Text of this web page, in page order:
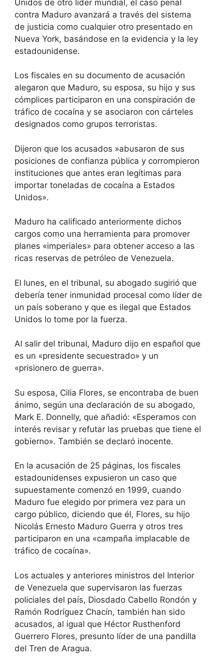
Unidos de otro líder mundial, el caso penal
contra Maduro avanzará a través del sistema
de justicia como cualquier otro presentado en
Nueva York, basándose en la evidencia y la ley
estadounidense.
Los fiscales en su documento de acusación
alegaron que Maduro, su esposa, su hijo y sus
cómplices participaron en una conspiración de
tráfico de cocaína y se asociaron con cárteles
designados como grupos terroristas.
Dijeron que los acusados ​​»abusaron de sus
posiciones de confianza pública y corrompieron
instituciones que antes eran legítimas para
importar toneladas de cocaína a Estados
Unidos».
Maduro ha calificado anteriormente dichos
cargos como una herramienta para promover
planes «imperiales» para obtener acceso a las
ricas reservas de petróleo de Venezuela.
El lunes, en el tribunal, su abogado sugirió que
debería tener inmunidad procesal como líder de
un país soberano y que es ilegal que Estados
Unidos lo tome por la fuerza.
Al salir del tribunal, Maduro dijo en español que
es un «presidente secuestrado» y un
«prisionero de guerra».
Su esposa, Cilia Flores, se encontraba de buen
ánimo, según una declaración de su abogado,
Mark E. Donnelly, que añadió: «Esperamos con
interés revisar y refutar las pruebas que tiene el
gobierno». También se declaró inocente.
En la acusación de 25 páginas, los fiscales
estadounidenses expusieron un caso que
supuestamente comenzó en 1999, cuando
Maduro fue elegido por primera vez para un
cargo público, diciendo que él, Flores, su hijo
Nicolás Ernesto Maduro Guerra y otros tres
participaron en una «campaña implacable de
tráfico de cocaína».
Los actuales y anteriores ministros del Interior
de Venezuela que supervisaron las fuerzas
policiales del país, Diosdado Cabello Rondón y
Ramón Rodríguez Chacín, también han sido
acusados, al igual que Héctor Rusthenford
Guerrero Flores, presunto líder de una pandilla
del Tren de Aragua.